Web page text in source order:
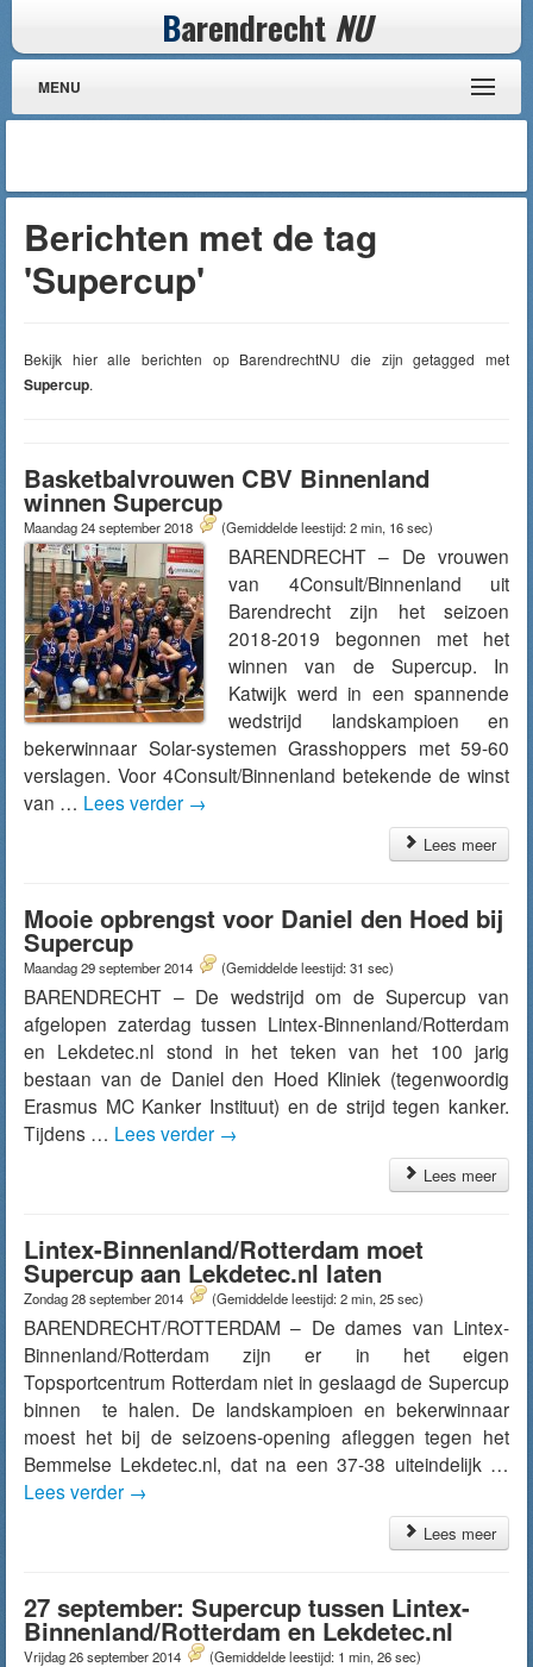
Barendrecht NU
MENU
Berichten met de tag
'Supercup'
Bekijk hier alle berichten op BarendrechtNU die zijn getagged met
Supercup.
Basketbalvrouwen CBV Binnenland
winnen Supercup
Maandag 24 september 2018 (Gemiddelde leestijd: 2 min, 16 sec)
BARENDRECHT – De vrouwen
van 4Consult/Binnenland uit
Barendrecht zijn het seizoen
2018-2019 begonnen met het
winnen van de Supercup. In
Katwijk werd in een spannende
wedstrijd landskampioen en
bekerwinnaar Solar-systemen Grasshoppers met 59-60
verslagen. Voor 4Consult/Binnenland betekende de winst
van … Lees verder →
Lees meer
Mooie opbrengst voor Daniel den Hoed bij
Supercup
Maandag 29 september 2014 (Gemiddelde leestijd: 31 sec)
BARENDRECHT – De wedstrijd om de Supercup van
afgelopen zaterdag tussen Lintex-Binnenland/Rotterdam
en Lekdetec.nl stond in het teken van het 100 jarig
bestaan van de Daniel den Hoed Kliniek (tegenwoordig
Erasmus MC Kanker Instituut) en de strijd tegen kanker.
Tijdens … Lees verder →
Lees meer
Lintex-Binnenland/Rotterdam moet
Supercup aan Lekdetec.nl laten
Zondag 28 september 2014 (Gemiddelde leestijd: 2 min, 25 sec)
BARENDRECHT/ROTTERDAM – De dames van Lintex-
Binnenland/Rotterdam zijn er in het eigen
Topsportcentrum Rotterdam niet in geslaagd de Supercup
binnen te halen. De landskampioen en bekerwinnaar
moest het bij de seizoens-opening afleggen tegen het
Bemmelse Lekdetec.nl, dat na een 37-38 uiteindelijk …
Lees verder →
Lees meer
27 september: Supercup tussen Lintex-
Binnenland/Rotterdam en Lekdetec.nl
Vrijdag 26 september 2014 (Gemiddelde leestijd: 1 min, 26 sec)